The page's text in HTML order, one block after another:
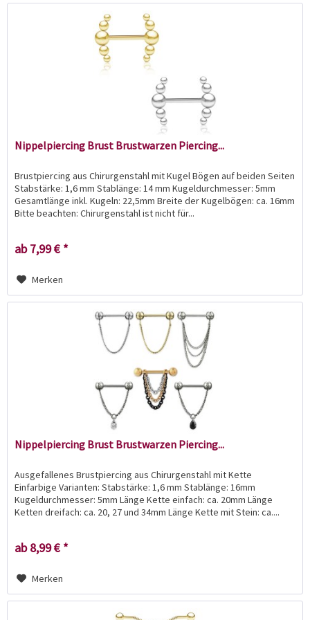
Nippelpiercing Brust Brustwarzen Piercing...
Brustpiercing aus Chirurgenstahl mit Kugel Bögen auf beiden Seiten
Stabstärke: 1,6 mm Stablänge: 14 mm Kugeldurchmesser: 5mm
Gesamtlänge inkl. Kugeln: 22,5mm Breite der Kugelbögen: ca. 16mm
Bitte beachten: Chirurgenstahl ist nicht für...
ab 7,99 € *
Merken
Nippelpiercing Brust Brustwarzen Piercing...
Ausgefallenes Brustpiercing aus Chirurgenstahl mit Kette
Einfarbige Varianten: Stabstärke: 1,6 mm Stablänge: 16mm
Kugeldurchmesser: 5mm Länge Kette einfach: ca. 20mm Länge
Ketten dreifach: ca. 20, 27 und 34mm Länge Kette mit Stein: ca....
ab 8,99 € *
Merken